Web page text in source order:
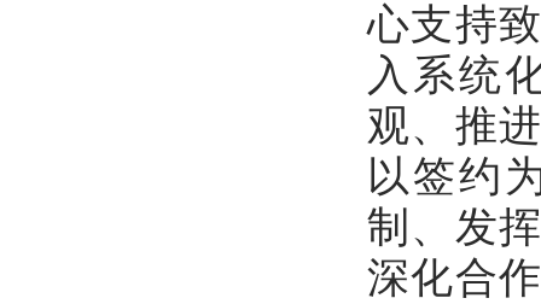
心支持
入系统
观、推
以签约
制、发
深化合